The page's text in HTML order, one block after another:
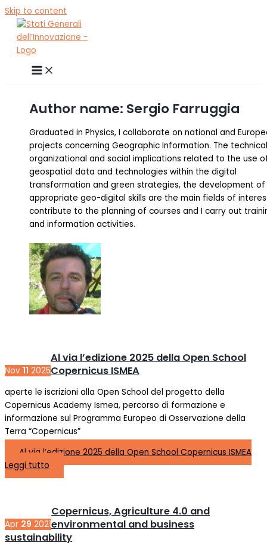
Skip to content
Author name: Sergio Farruggia
Graduated in Physics, I collaborate on national and
projects concerning Geographic Information. The
organizational and social implications related to the use
geospatial data and technologies within the digital
transformation and green strategies, the development of
appropriate geo-digital skills are the main fields of
contribute to the planning of courses and I carry out
and information activities.
Nov 11 2025
Al via l’edizione 2025 della Open School
Copernicus ISMEA
aperte le iscrizioni alla Open School del progetto della
Copernicus Academy Ismea, percorso di formazione e
informazione sul Programma Europeo di Osservazione della
Terra “Copernicus”
Al via l’edizione 2025 della Open School Copernicus ISMEA
Leggi tutto
Apr 29 2021
Copernicus, Agriculture 4.0 and
environmental and business
sustainability